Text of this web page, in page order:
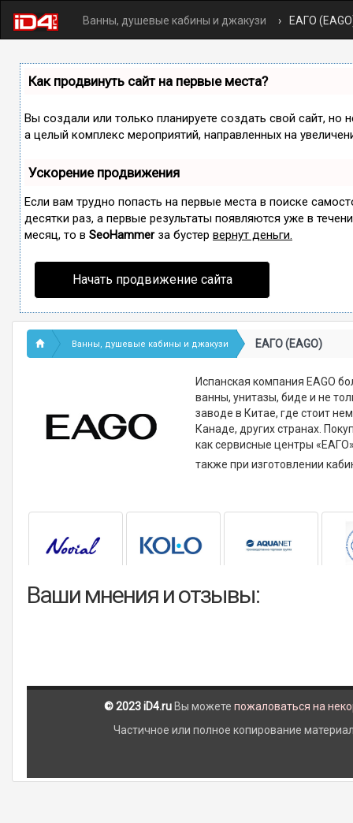
Ванны, душевые кабины и джакузи ЕАГО
Как продвинуть сайт на первые места?
Вы создали или только планируете создать свой сайт, но
а целый комплекс мероприятий, направленных на
Ускорение продвижения
Если вам трудно попасть на первые места в поиске
десятки раз, а первые результаты появляются уже в
месяц, то в SeoHammerза бустер вернут деньги.
Начать продвижение сайта
Ванны, душевые кабины и джакузи ЕАГО (EAGO)
Испанская компания EAGO
ванны, унитазы, биде и не
заводе в Китае, где стоит
Канаде, других странах.
как сервисные центры
также при изготовлении
Ваши мнения и отзывы:
© 2023 iD4.ru Вы можете пожаловаться на
Частичное или полное копирование